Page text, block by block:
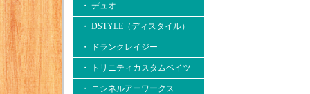
・ デュオ
・ DSTYLE（ディスタイル）
・ ドランクレイジー
・ トリニティカスタムベイツ
・ ニシネルアーワークス